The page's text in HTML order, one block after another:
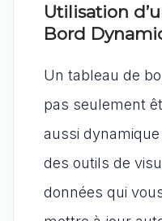
Utilisation
Bord
Un tableau de
pas seulement
aussi
des outils de
données qui